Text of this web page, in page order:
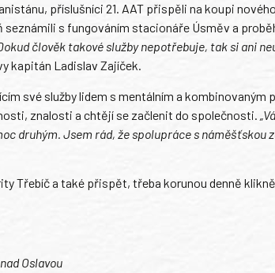
příslušníci 21. AAT přispěli na koupi
s fungováním stacionáře Úsměv a
člověk takové služby nepotřebuje, tak si ani
kapitán Ladislav Zajíček.
své služby lidem s mentálním a kombinovaným
znalosti a chtějí se začlenit do společnosti.
druhým. Jsem rád, že spolupráce s náměšťskou
Třebíč a také přispět, třeba korunou denně
Oslavou